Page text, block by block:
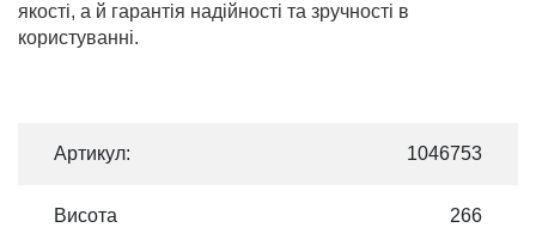
якості, а й гарантія надійності та зручності в
користуванні.
Артикул: 1046753
Висота 266